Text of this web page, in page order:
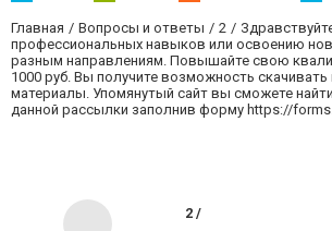
Главная Вопросы и ответы 2
профессиональных навыков или освоению
разным направлениям. Повышайте свою
1000 руб. Вы получите возможность
материалы. Упомянутый сайт вы сможете
данной рассылки заполнив форму https://
2 /